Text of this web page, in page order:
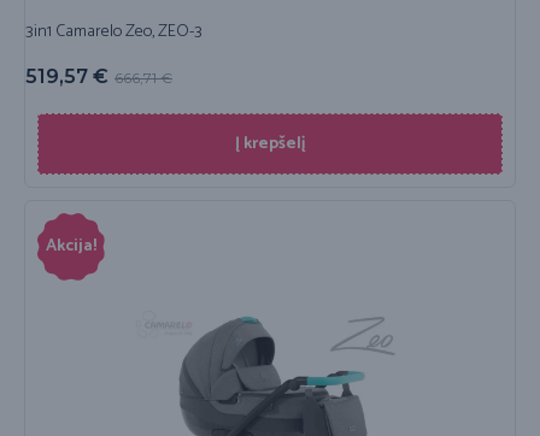
3in1 Camarelo Zeo, ZEO-3
666,71€
519,57 €
Į krepšelį
Akcija!